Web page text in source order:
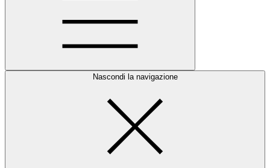
Nascondi la navigazione